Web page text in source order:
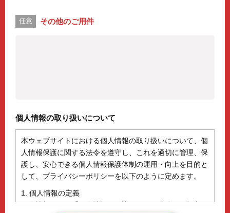
任意 その他のご用件
個人情報の取り扱いについて
本ウェブサイトにおける個人情報の取り扱いについて、個
人情報保護に関する法令を遵守し、これを適切に管理、保
護し、安心できる個人情報保護体制の運用・向上を目的と
して、プライバシーポリシーを以下のように定めます。
1. 個人情報の定義
個人情報とは、「個人情報の保護に関する法律」に規定さ